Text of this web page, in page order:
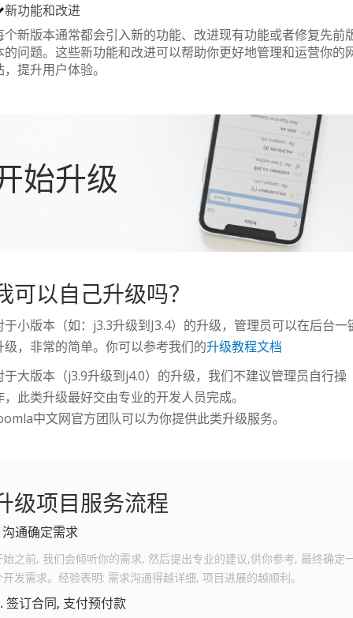
新功能和改进
个新版本通常都会引入新的功能、改进现有功能或者修复先前
的问题。这些新功能和改进可以帮助你更好地管理和运营你的
，提升用户体验。
始升级
可以自己升级吗？
于小版本（如：j3.3升级到J3.4）的升级，管理员可以在后台一
级，非常的简单。你可以参考我们的升级教程文档
于大版本（j3.9升级到j4.0）的升级，我们不建议管理员自行操
，此类升级最好交由专业的开发人员完成。
中文网官方团队可以为你提供此类升级服务。
级项目服务流程
沟通确定需求
始之前, 我们会倾听你的需求, 然后提出专业的建议,供你参考, 最终确定
开发需求。经验表明: 需求沟通得越详细, 项目进展的越顺利。
签订合同, 支付预付款